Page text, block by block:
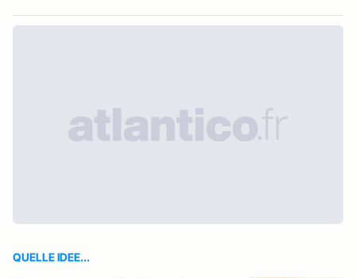
QUELLE IDEE...